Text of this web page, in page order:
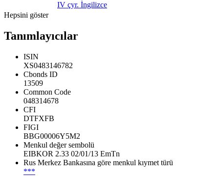
IV çyr. İngilizce
Hepsini göster
Tanımlayıcılar
ISIN
XS0483146782
Cbonds ID
13509
Common Code
048314678
CFI
DTFXFB
FIGI
BBG00006Y5M2
Menkul değer sembolü
EIBKOR 2.33 02/01/13 EmTn
Rus Merkez Bankasına göre menkul kıymet türü
***